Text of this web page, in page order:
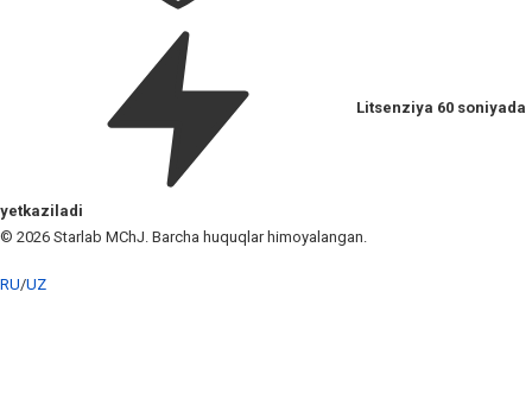
Litsenziya 60 soniyada
yetkaziladi
© 2026 Starlab MChJ. Barcha huquqlar himoyalangan.
RU/UZ